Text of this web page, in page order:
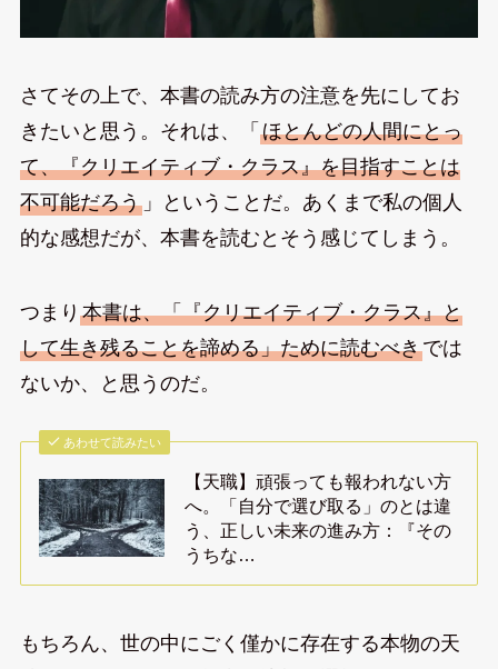
さてその上で、本書の読み方の注意を先にしてお
きたいと思う。それは、「 ほとんどの人間にとっ
て、『クリエイティブ・クラス』を目指すことは
不可能だろう」ということだ。あくまで私の個人
的な感想だが、本書を読むとそう感じてしまう。
つまり 本書は、「『クリエイティブ・クラス』と
して生き残ることを諦める」ために読むべきでは
ないか、と思うのだ。
あわせて読みたい
【天職】頑張っても報われない方
へ。「自分で選び取る」のとは違
う、正しい未来の進み方：『その
うちな…
もちろん、世の中にごく僅かに存在する本物の天